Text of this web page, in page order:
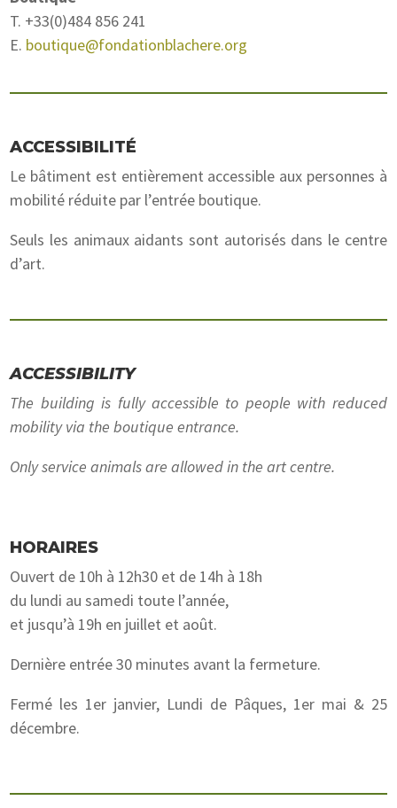
T. +33(0)484 856 241
E. boutique@fondationblachere.org
ACCESSIBILITÉ
Le bâtiment est entièrement accessible aux personnes à
mobilité réduite par l’entrée boutique.
Seuls les animaux aidants sont autorisés dans le centre
d’art.
ACCESSIBILITY
The building is fully accessible to people with reduced
mobility via the boutique entrance.
Only service animals are allowed in the art centre.
HORAIRES
Ouvert de 10h à 12h30 et de 14h à 18h
du lundi au samedi toute l’année,
et jusqu’à 19h en juillet et août.
Dernière entrée 30 minutes avant la fermeture.
Fermé les 1er janvier, Lundi de Pâques, 1er mai & 25
décembre.